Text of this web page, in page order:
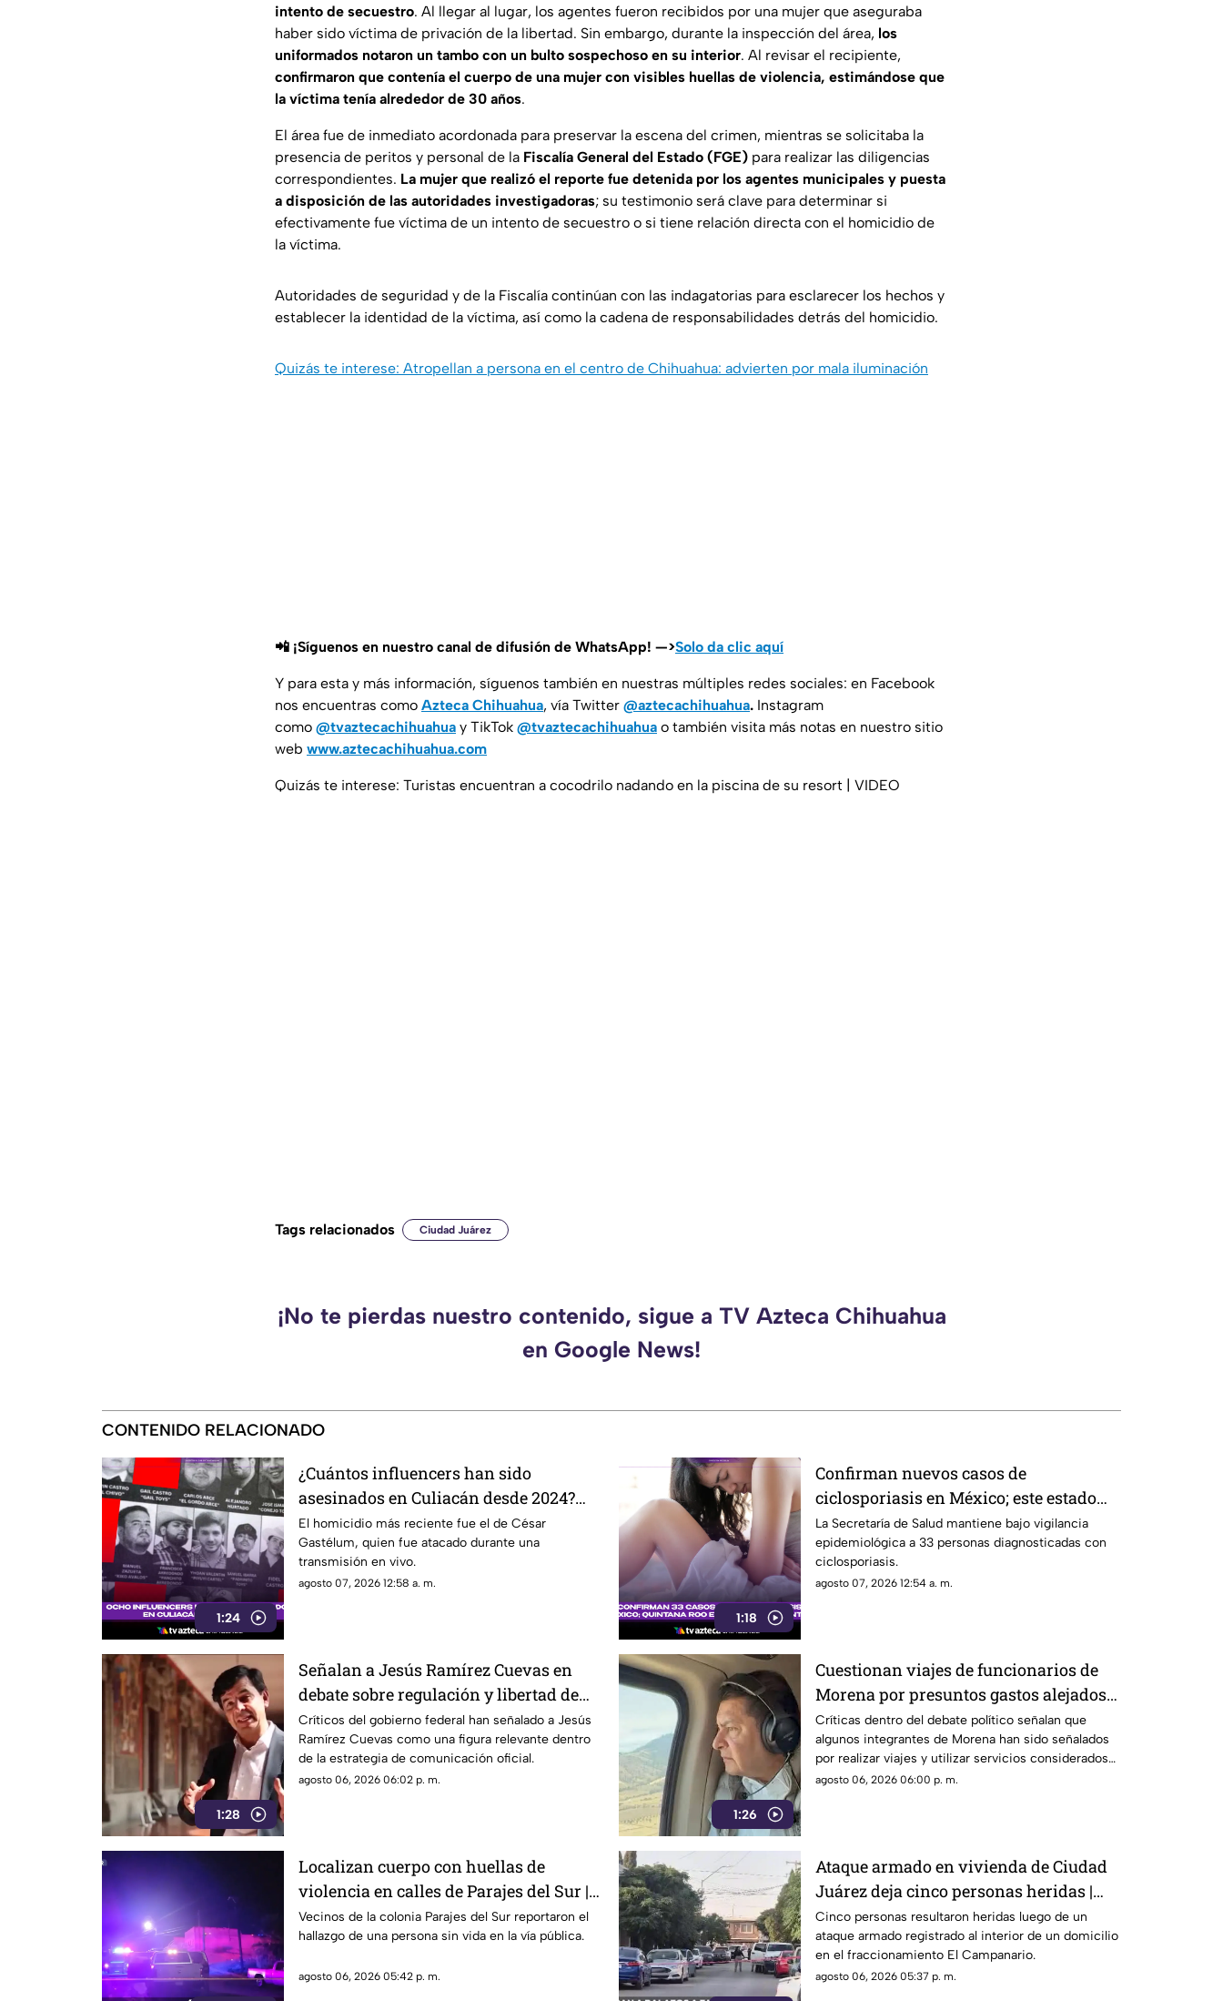
intento de secuestro. Al llegar al lugar, los agentes fueron recibidos por una mujer que aseguraba
haber sido víctima de privación de la libertad. Sin embargo, durante la inspección del área, los
uniformados notaron un tambo con un bulto sospechoso en su interior. Al revisar el recipiente,
confirmaron que contenía el cuerpo de una mujer con visibles huellas de violencia, estimándose que
la víctima tenía alrededor de 30 años.
El área fue de inmediato acordonada para preservar la escena del crimen, mientras se solicitaba la
presencia de peritos y personal de la Fiscalía General del Estado (FGE) para realizar las diligencias
correspondientes. La mujer que realizó el reporte fue detenida por los agentes municipales y puesta
a disposición de las autoridades investigadoras; su testimonio será clave para determinar si
efectivamente fue víctima de un intento de secuestro o si tiene relación directa con el homicidio de
la víctima.
Autoridades de seguridad y de la Fiscalía continúan con las indagatorias para esclarecer los hechos y
establecer la identidad de la víctima, así como la cadena de responsabilidades detrás del homicidio.
Quizás te interese: Atropellan a persona en el centro de Chihuahua: advierten por mala iluminación
📲 ¡Síguenos en nuestro canal de difusión de WhatsApp! —>Solo da clic aquí
Y para esta y más información, síguenos también en nuestras múltiples redes sociales: en Facebook
nos encuentras como Azteca Chihuahua, vía Twitter @aztecachihuahua. Instagram
como @tvaztecachihuahua y TikTok @tvaztecachihuahua o también visita más notas en nuestro sitio
web www.aztecachihuahua.com
Quizás te interese: Turistas encuentran a cocodrilo nadando en la piscina de su resort | VIDEO
Tags relacionados Ciudad Juárez
¡No te pierdas nuestro contenido, sigue a TV Azteca Chihuahua
en Google News!
CONTENIDO RELACIONADO
1:24
¿Cuántos influencers han sido
asesinados en Culiacán desde 2024?
César Gastélum el más reciente
El homicidio más reciente fue el de César
Gastélum, quien fue atacado durante una
transmisión en vivo.
agosto 07, 2026 12:58 a. m.
1:18
Confirman nuevos casos de
ciclosporiasis en México; este estado
concentra la mayor cifra
La Secretaría de Salud mantiene bajo vigilancia
epidemiológica a 33 personas diagnosticadas con
ciclosporiasis.
agosto 07, 2026 12:54 a. m.
1:28
Señalan a Jesús Ramírez Cuevas en
debate sobre regulación y libertad de
expresión
Críticos del gobierno federal han señalado a Jesús
Ramírez Cuevas como una figura relevante dentro
de la estrategia de comunicación oficial.
agosto 06, 2026 06:02 p. m.
1:26
Cuestionan viajes de funcionarios de
Morena por presuntos gastos alejados
de la austeridad
Críticas dentro del debate político señalan que
algunos integrantes de Morena han sido señalados
por realizar viajes y utilizar servicios considerados
de lujo.
agosto 06, 2026 06:00 p. m.
Localizan cuerpo con huellas de
violencia en calles de Parajes del Sur |
VIDEO
Vecinos de la colonia Parajes del Sur reportaron el
hallazgo de una persona sin vida en la vía pública.
agosto 06, 2026 05:42 p. m.
Ataque armado en vivienda de Ciudad
Juárez deja cinco personas heridas |
VIDEO
Cinco personas resultaron heridas luego de un
ataque armado registrado al interior de un domicilio
en el fraccionamiento El Campanario.
agosto 06, 2026 05:37 p. m.